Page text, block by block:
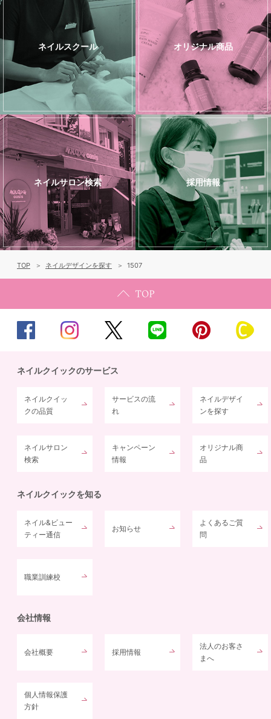
ネイルスクール オリジナル商品
ネイルサロン検索 採用情報
TOP ネイルデザインを探す 1507
ネイルクイックのサービス
ネイルクイッ
クの品質
サービスの流
れ
ネイルデザイ
ンを探す
ネイルサロン
検索
キャンペーン
情報
オリジナル商
品
ネイルクイックを知る
ネイル&ビュー
ティー通信
お知らせ
よくあるご質
問
職業訓練校
会社情報
会社概要 採用情報
法人のお客さ
まへ
個人情報保護
方針